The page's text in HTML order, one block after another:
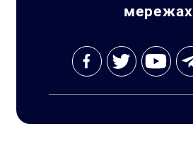
мережах